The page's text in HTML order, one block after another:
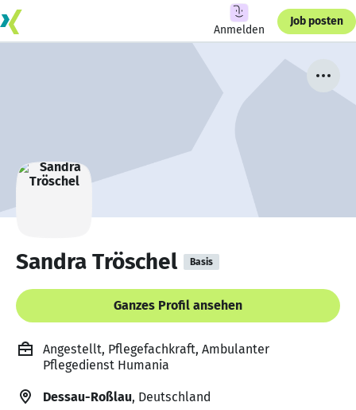
Anmelden
Job posten
Sandra Tröschel Basis
Ganzes Profil ansehen
Angestellt, Pflegefachkraft, Ambulanter
Pflegedienst Humania
Dessau-Roßlau, Deutschland